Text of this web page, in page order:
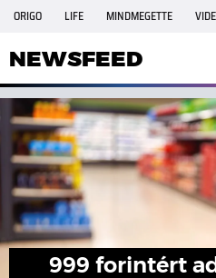
ORIGO LIFE MINDMEGETTE
INGATLANBAZÁR
NEWSFEED
999 forintért